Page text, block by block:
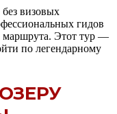
визовых
гидов
маршрута. Этот тур —
по легендарному